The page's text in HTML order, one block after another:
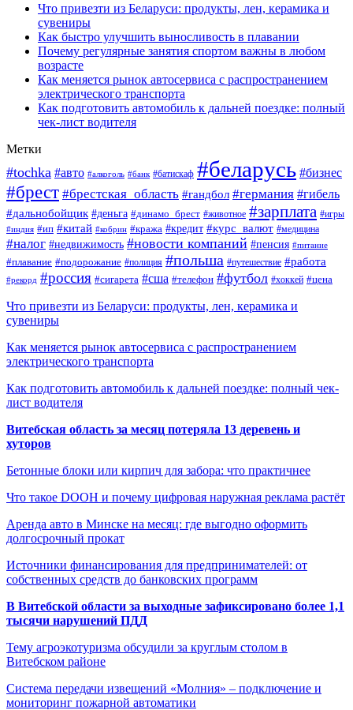
Что привезти из Беларуси: продукты, лен, керамика и
сувениры
Как быстро улучшить выносливость в плавании
Почему регулярные занятия спортом важны в любом
возрасте
Как меняется рынок автосервиса с распространением
электрического транспорта
Как подготовить автомобиль к дальней поездке: полный
чек-лист водителя
Метки
#tochka #авто #алкоголь #банк #батискаф #беларусь #бизнес
#брест #брестская_область #гандбол #германия #гибель
#дальнобойщик #деньга #динамо_брест #животное #зарплата #игры
#индия #ип #китай #кобрин #кража #кредит #курс_валют #медицина
#налог #недвижимость #новости компаний #пенсия #питание
#плавание #подорожание #полиция #польша #путешествие #работа
#рекорд #россия #сигарета #сша #телефон #футбол #хоккей #цена
Что привезти из Беларуси: продукты, лен, керамика и
сувениры
Как меняется рынок автосервиса с распространением
электрического транспорта
Как подготовить автомобиль к дальней поездке: полный чек-
лист водителя
Витебская область за месяц потеряла 13 деревень и
хуторов
Бетонные блоки или кирпич для забора: что практичнее
Что такое DOOH и почему цифровая наружная реклама растёт
Аренда авто в Минске на месяц: где выгодно оформить
долгосрочный прокат
Источники финансирования для предпринимателей: от
собственных средств до банковских программ
В Витебской области за выходные зафиксировано более 1,1
тысячи нарушений ПДД
Тему агроэкотуризма обсудили за круглым столом в
Витебском районе
Система передачи извещений «Молния» – подключение и
мониторинг пожарной автоматики